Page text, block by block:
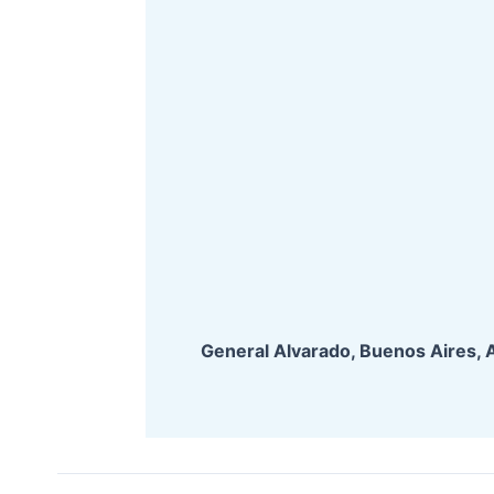
General Alvarado, Buenos Aires,